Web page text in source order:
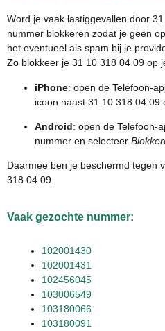
Word je vaak lastiggevallen door
nummer blokkeren zodat je geen
het eventueel als spam bij je
Zo blokkeer je 31 10 318 04 09 op
iPhone: open de Telefoon-
icoon naast 31 10 318 04 09
Android: open de Telefoon-
nummer en selecteer
Daarmee ben je beschermd tegen
318 04 09.
Vaak gezochte nummer:
102001430
102001431
102456045
103006549
103180066
103180091